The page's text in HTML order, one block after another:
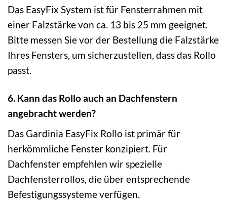
Das EasyFix System ist für Fensterrahmen mit
einer Falzstärke von ca. 13 bis 25 mm geeignet.
Bitte messen Sie vor der Bestellung die Falzstärke
Ihres Fensters, um sicherzustellen, dass das Rollo
passt.
6. Kann das Rollo auch an Dachfenstern
angebracht werden?
Das Gardinia EasyFix Rollo ist primär für
herkömmliche Fenster konzipiert. Für
Dachfenster empfehlen wir spezielle
Dachfensterrollos, die über entsprechende
Befestigungssysteme verfügen.